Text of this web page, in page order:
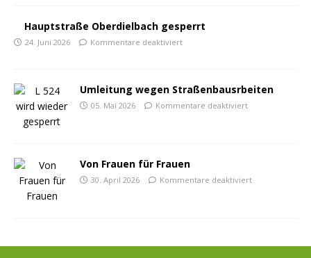
Hauptstraße Oberdielbach gesperrt
24. Juni 2026 Kommentare deaktiviert
Umleitung wegen Straßenbausrbeiten
05. Mai 2026 Kommentare deaktiviert
Von Frauen für Frauen
30. April 2026 Kommentare deaktiviert